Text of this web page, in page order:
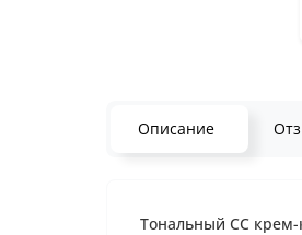
Описание
Тональный СС крем-